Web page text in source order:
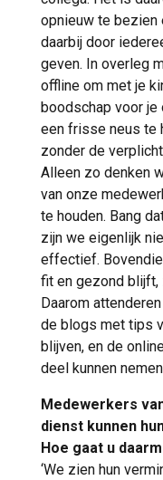
opnieuw te bezien
daarbij door
geven. In overleg
offline om met je
boodschap voor
een frisse neus te
zonder de
Alleen zo denken
van onze
te houden. Bang
zijn we eigenlijk
effectief.
fit en gezond
Daarom
de blogs met tips
blijven, en de
deel kunnen
Medewerkers
dienst kunnen
Hoe gaat u
‘We zien hun